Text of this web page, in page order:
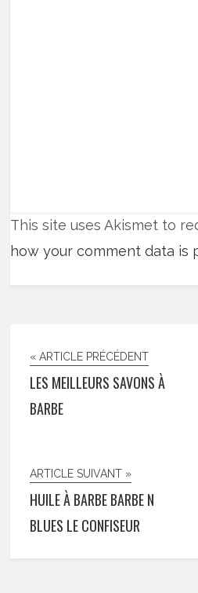
This site uses Akismet to
how your comment data is
« ARTICLE PRÉCÉDENT
LES MEILLEURS SAVONS À
BARBE
ARTICLE SUIVANT »
HUILE À BARBE BARBE N
BLUES LE CONFISEUR